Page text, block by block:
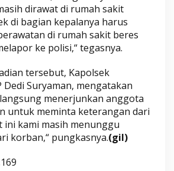
dirawat di rumah sakit
di bagian kepalanya harus
di rumah sakit beres
ke polisi,“ tegasnya.
tersebut, Kapolsek
Dedi Suryaman, mengatakan
menerjunkan anggota
untuk meminta keterangan dari
ini kami masih menunggu
korban,“ pungkasnya.(gil)